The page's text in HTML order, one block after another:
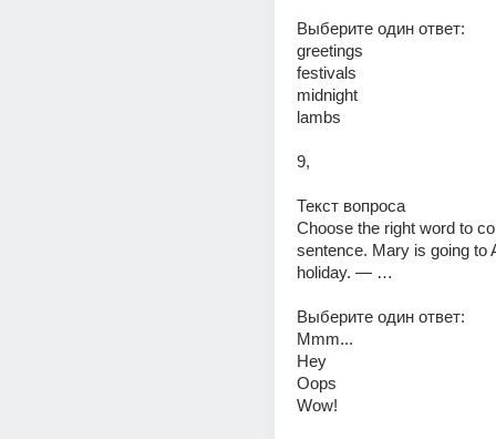
Выберите один ответ:
greetings
festivals
midnight
lambs
9,
Текст вопроса
Choose the right word to
sentence. Mary is going to
holiday. — …
Выберите один ответ:
Mmm...
Hey
Oops
Wow!